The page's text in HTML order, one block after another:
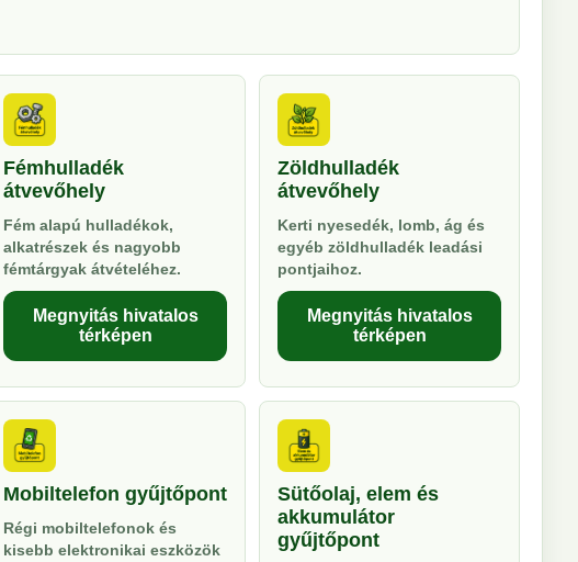
Fémhulladék
átvevőhely
Fém alapú hulladékok,
alkatrészek és nagyobb
fémtárgyak átvételéhez.
Megnyitás hivatalos
térképen
Zöldhulladék
átvevőhely
Kerti nyesedék, lomb, ág és
egyéb zöldhulladék leadási
pontjaihoz.
Megnyitás hivatalos
térképen
Mobiltelefon gyűjtőpont
Régi mobiltelefonok és
kisebb elektronikai eszközök
Sütőolaj, elem és
akkumulátor
gyűjtőpont